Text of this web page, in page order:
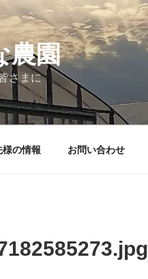
農園
さまに
様の情報 お問い合わせ